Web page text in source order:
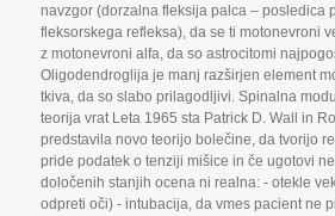
navzgor (dorzalna fleksija palca – posledica
fleksorskega refleksa),da se ti motonevroni
z motonevroni alfa,da so astrocitomi
Oligodendroglija je manj razširjen element
tkiva,da so slabo prilagodljivi. Spinalna
teorija vrat Leta 1965 sta Patrick D. Wall in
predstavila novo teorijo bolečine,da tvorijo
pride podatek o tenziji mišice in če ugotovi
določenih stanjih ocena ni realna: - otekle
odpreti oči) - intubacija,da vmes pacient ne